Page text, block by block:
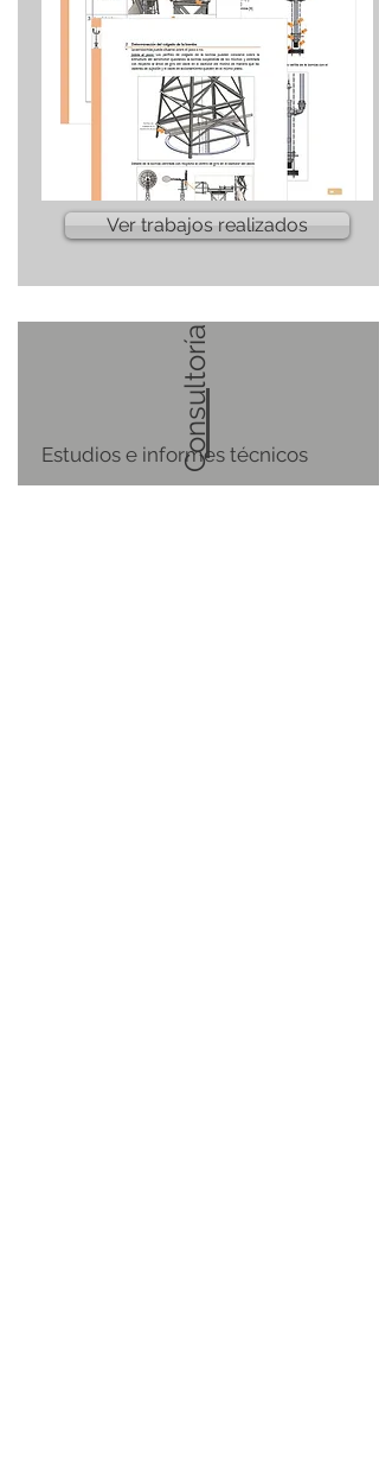
Ver trabajos realizados
Consultoría
Estudios e informes técnicos